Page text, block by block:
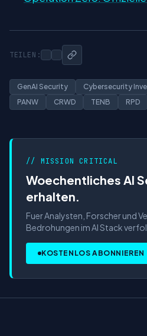
TEILEN:
GenAI Security Cybersecurity
PANW
CRWD TENB RPD
// MISSION CRITICAL
Woechentliches AI
erhalten.
Fuer Analysten, Forscher und
Bedrohungen im AI Stack
KOSTENLOS ABONNIEREN